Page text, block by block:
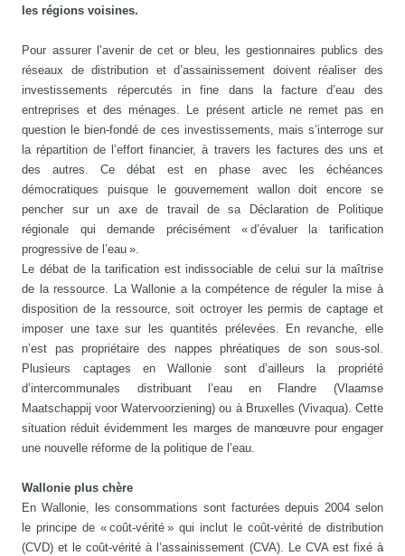
les régions voisines.
Pour assurer l’avenir de cet or bleu, les gestionnaires publics des
réseaux de distribution et d’assainissement doivent réaliser des
investissements répercutés in fine dans la facture d’eau des
entreprises et des ménages. Le présent article ne remet pas en
question le bien-fondé de ces investissements, mais s’interroge sur
la répartition de l’effort financier, à travers les factures des uns et
des autres. Ce débat est en phase avec les échéances
démocratiques puisque le gouvernement wallon doit encore se
pencher sur un axe de travail de sa Déclaration de Politique
régionale qui demande précisément « d’évaluer la tarification
progressive de l’eau ».
Le débat de la tarification est indissociable de celui sur la maîtrise
de la ressource. La Wallonie a la compétence de réguler la mise à
disposition de la ressource, soit octroyer les permis de captage et
imposer une taxe sur les quantités prélevées. En revanche, elle
n’est pas propriétaire des nappes phréatiques de son sous-sol.
Plusieurs captages en Wallonie sont d’ailleurs la propriété
d’intercommunales distribuant l’eau en Flandre (Vlaamse
Maatschappij voor Watervoorziening) ou à Bruxelles (Vivaqua). Cette
situation réduit évidemment les marges de manœuvre pour engager
une nouvelle réforme de la politique de l’eau.
Wallonie plus chère
En Wallonie, les consommations sont facturées depuis 2004 selon
le principe de « coût-vérité » qui inclut le coût-vérité de distribution
(CVD) et le coût-vérité à l’assainissement (CVA). Le CVA est fixé à